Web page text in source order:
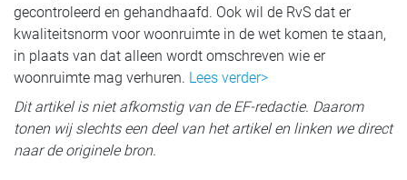
gecontroleerd en gehandhaafd. Ook wil de RvS dat er
kwaliteitsnorm voor woonruimte in de wet komen te staan,
in plaats van dat alleen wordt omschreven wie er
woonruimte mag verhuren. Lees verder>
Dit artikel is niet afkomstig van de EF-redactie. Daarom
tonen wij slechts een deel van het artikel en linken we direct
naar de originele bron.